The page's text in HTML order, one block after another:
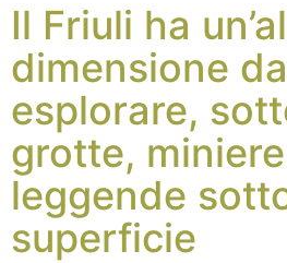
Il Friuli ha
dimensione da
esplorare,
grotte,
leggende
superficie